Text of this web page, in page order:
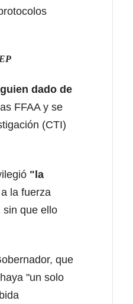
dado de
FFAA y se
(CTI)
"la
la fuerza
sin que ello
que
"un solo